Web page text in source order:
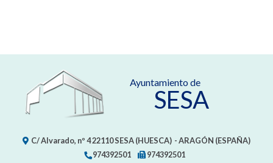
Ayuntamiento de
SESA
C/ Alvarado, nº 422110SESA (HUESCA) - ARAGÓN (ESPAÑA)
974392501
974392501